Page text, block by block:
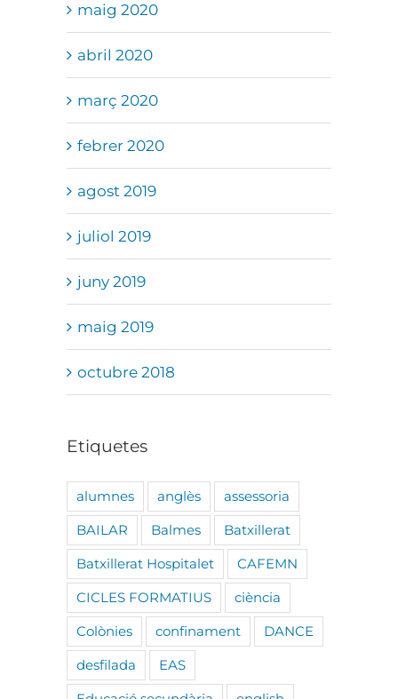
maig 2020
abril 2020
març 2020
febrer 2020
agost 2019
juliol 2019
juny 2019
maig 2019
octubre 2018
Etiquetes
alumnes anglès
assessoria
BAILAR
Balmes
Batxillerat
Batxillerat Hospitalet
CAFEMN
CICLES FORMATIUS
ciència
Colònies
confinament
DANCE
desfilada
EAS